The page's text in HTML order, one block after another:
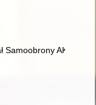
w Wielkim
Samoobrony AK